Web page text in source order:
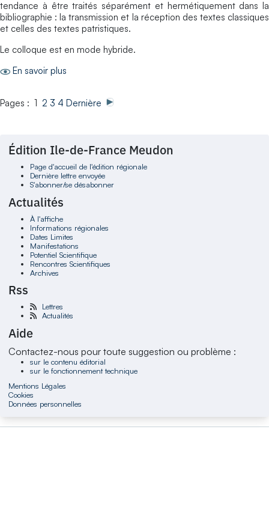
tendance à être traités séparément et hermétiquement dans la
bibliographie : la transmission et la réception des textes classiques
et celles des textes patristiques.
Le colloque est en mode hybride.​​
En savoir plus
Pages : 1 2 3 4 Dernière
Édition Ile-de-France Meudon
Page d'accueil de l'édition régionale
Dernière lettre envoyée
S'abonner/se désabonner
Actualités
À l'affiche
Informations régionales
Dates Limites
Manifestations
Potentiel Scientifique
Rencontres Scientifiques
Archives
Rss
Lettres
Actualités
Aide
Contactez-nous pour toute suggestion ou problème :
sur le contenu éditorial
sur le fonctionnement technique
Mentions Légales
Cookies
Données personnelles